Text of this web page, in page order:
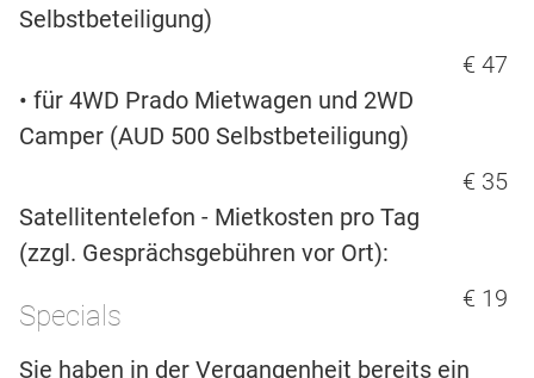
Selbstbeteiligung)
€ 47
• für 4WD Prado Mietwagen und 2WD
Camper (AUD 500 Selbstbeteiligung)
€ 35
Satellitentelefon - Mietkosten pro Tag
(zzgl. Gesprächsgebühren vor Ort):
€ 19
Specials
Sie haben in der Vergangenheit bereits ein